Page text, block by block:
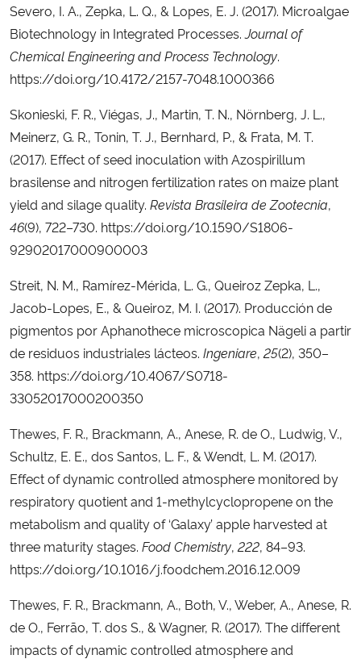
Severo, I. A., Zepka, L. Q., & Lopes, E. J. (2017). Microalgae
Biotechnology in Integrated Processes.Journal of
Chemical Engineering and Process Technology.
https://doi.org/10.4172/2157-7048.1000366
Skonieski, F. R., Viégas, J., Martin, T. N., Nörnberg, J. L.,
Meinerz, G. R., Tonin, T. J., Bernhard, P., & Frata, M. T.
(2017). Effect of seed inoculation with Azospirillum
brasilense and nitrogen fertilization rates on maize plant
yield and silage quality. Revista Brasileira de Zootecnia,
46(9), 722–730. https://doi.org/10.1590/S1806-
92902017000900003
Streit, N. M., Ramírez-Mérida, L. G., Queiroz Zepka, L.,
Jacob-Lopes, E., & Queiroz, M. I. (2017). Producción de
pigmentos por Aphanothece microscopica Nägeli a partir
de residuos industriales lácteos. Ingeniare, 25(2), 350–
358. https://doi.org/10.4067/S0718-
33052017000200350
Thewes, F. R., Brackmann, A., Anese, R. de O., Ludwig, V.,
Schultz, E. E., dos Santos, L. F., & Wendt, L. M. (2017).
Effect of dynamic controlled atmosphere monitored by
respiratory quotient and 1-methylcyclopropene on the
metabolism and quality of ‘Galaxy’ apple harvested at
three maturity stages. Food Chemistry, 222, 84–93.
https://doi.org/10.1016/j.foodchem.2016.12.009
Thewes, F. R., Brackmann, A., Both, V., Weber, A., Anese, R.
de O., Ferrão, T. dos S., & Wagner, R. (2017). The different
impacts of dynamic controlled atmosphere and